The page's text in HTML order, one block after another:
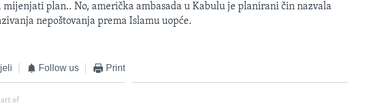
mijenjati plan.. No, američka ambasada u Kabulu je planirani čin nazvala
nepoštovanja prema Islamu uopće.
Follow us Print
of